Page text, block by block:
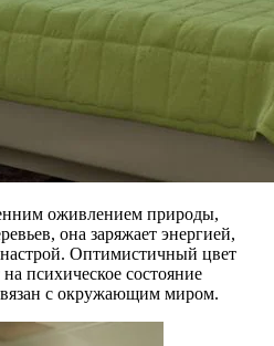
оживлением природы,
она заряжает энергией,
Оптимистичный цвет
психическое состояние
с окружающим миром.